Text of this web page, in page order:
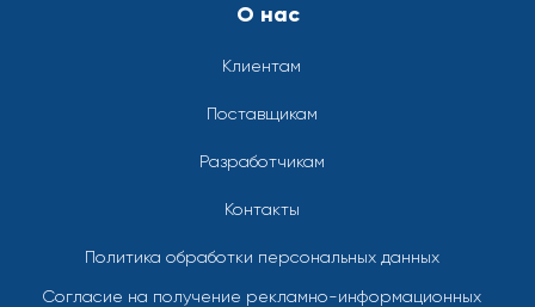
О нас
Клиентам
Поставщикам
Разработчикам
Контакты
Политика обработки персональных данных
Согласие на получение рекламно-информационных